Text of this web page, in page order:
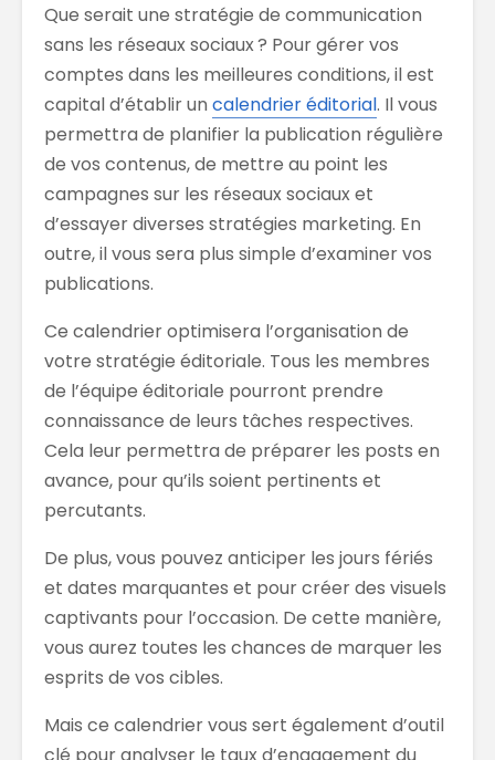
Que serait une stratégie de communication
sans les réseaux sociaux ? Pour gérer vos
comptes dans les meilleures conditions, il est
capital d’établir un calendrier éditorial. Il vous
permettra de planifier la publication régulière
de vos contenus, de mettre au point les
campagnes sur les réseaux sociaux et
d’essayer diverses stratégies marketing. En
outre, il vous sera plus simple d’examiner vos
publications.
Ce calendrier optimisera l’organisation de
votre stratégie éditoriale. Tous les membres
de l’équipe éditoriale pourront prendre
connaissance de leurs tâches respectives.
Cela leur permettra de préparer les posts en
avance, pour qu’ils soient pertinents et
percutants.
De plus, vous pouvez anticiper les jours fériés
et dates marquantes et pour créer des visuels
captivants pour l’occasion. De cette manière,
vous aurez toutes les chances de marquer les
esprits de vos cibles.
Mais ce calendrier vous sert également d’outil
clé pour analyser le taux d’engagement du